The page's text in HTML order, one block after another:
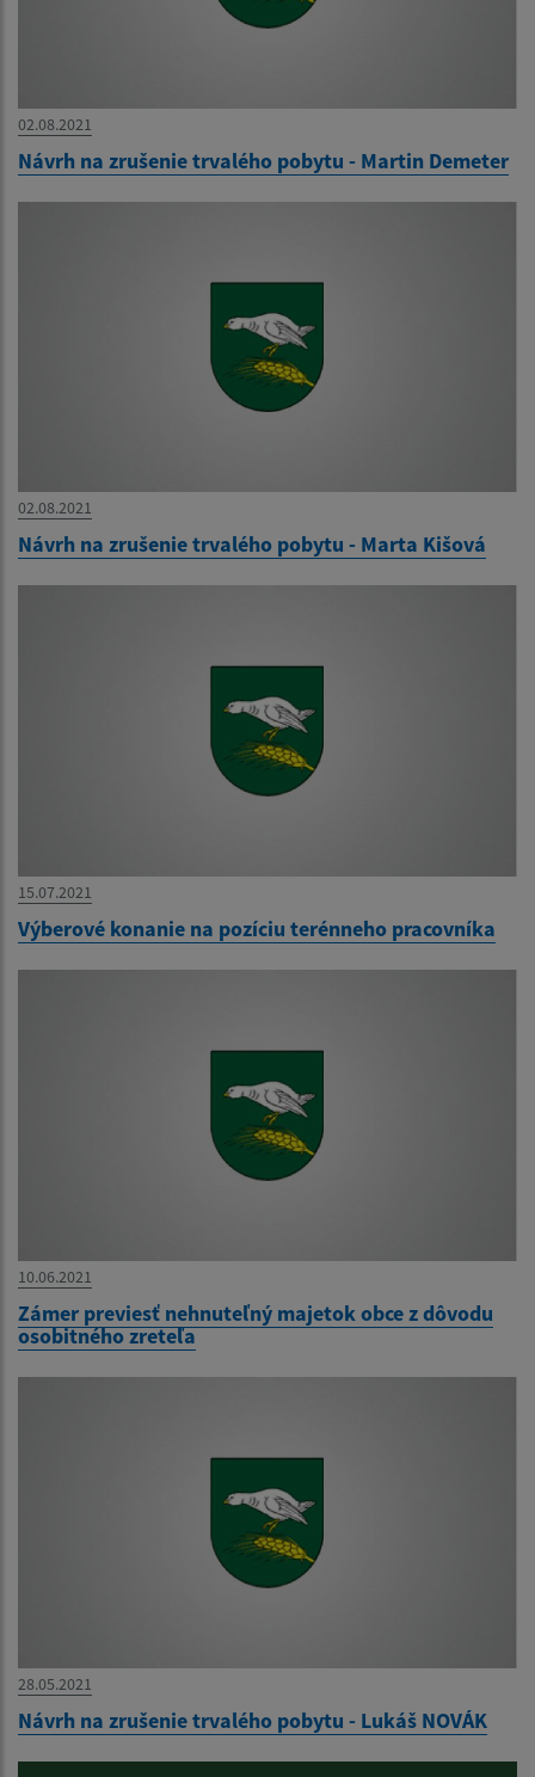
02.08.2021
Návrh na zrušenie trvalého pobytu - Martin Demeter
02.08.2021
Návrh na zrušenie trvalého pobytu - Marta Kišová
15.07.2021
Výberové konanie na pozíciu terénneho pracovníka
10.06.2021
Zámer previesť nehnuteľný majetok obce z dôvodu
osobitného zreteľa
28.05.2021
Návrh na zrušenie trvalého pobytu - Lukáš NOVÁK